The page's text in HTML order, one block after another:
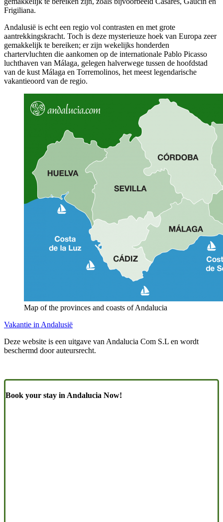
Frigiliana.
Andalusië is echt een regio vol contrasten en met grote
aantrekkingskracht. Toch is deze mysterieuze hoek van Europa zeer
gemakkelijk te bereiken; er zijn wekelijks honderden
chartervluchten die aankomen op de internationale Pablo Picasso
luchthaven van Málaga, gelegen halverwege tussen de hoofdstad
van de kust Málaga en Torremolinos, het meest legendarische
vakantieoord van de regio.
Map of the provinces and coasts of Andalucia
Vakantie in Andalusië
Deze website is een uitgave van Andalucia Com S.L en wordt
beschermd door auteursrecht.
Book your stay in Andalucia Now!